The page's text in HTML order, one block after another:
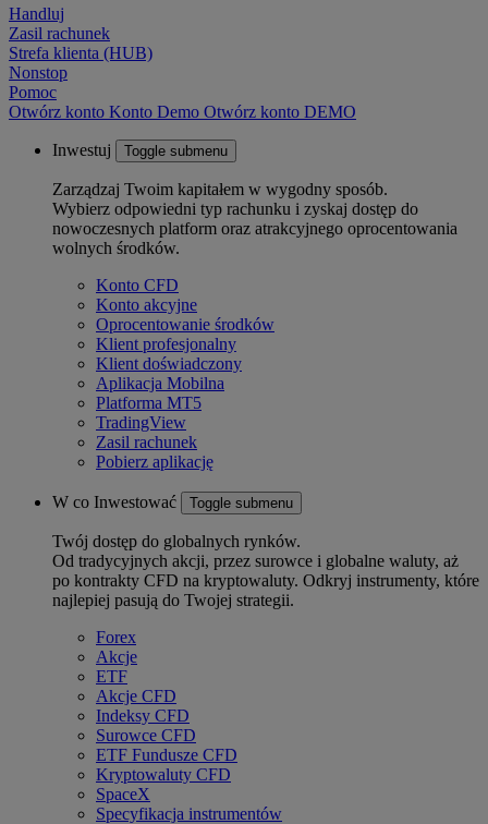
Handluj
Zasil rachunek
Strefa klienta (HUB)
Nonstop
Pomoc
Otwórz konto Konto Demo Otwórz konto DEMO
Inwestuj Toggle submenu
Zarządzaj Twoim kapitałem w wygodny sposób.
Wybierz odpowiedni typ rachunku i zyskaj dostęp do
nowoczesnych platform oraz atrakcyjnego oprocentowania
wolnych środków.
Konto CFD
Konto akcyjne
Oprocentowanie środków
Klient profesjonalny
Klient doświadczony
Aplikacja Mobilna
Platforma MT5
TradingView
Zasil rachunek
Pobierz aplikację
W co Inwestować Toggle submenu
Twój dostęp do globalnych rynków.
Od tradycyjnych akcji, przez surowce i globalne waluty, aż
po kontrakty CFD na kryptowaluty. Odkryj instrumenty, które
najlepiej pasują do Twojej strategii.
Forex
Akcje
ETF
Akcje CFD
Indeksy CFD
Surowce CFD
ETF Fundusze CFD
Kryptowaluty CFD
SpaceX
Specyfikacja instrumentów